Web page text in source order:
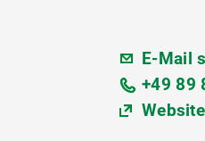
E-Mail
+49 89
Website